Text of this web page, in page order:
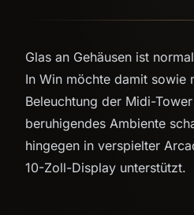
Glas an Gehäusen ist
In Win möchte damit sowie
Beleuchtung der Midi-
beruhigendes Ambiente
hingegen in verspielter
10-Zoll-Display unterstützt.